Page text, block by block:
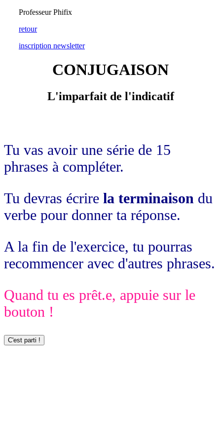
Professeur Phifix
retour
inscription newsletter
CONJUGAISON
L'imparfait de l'indicatif
Tu vas avoir une série de 15
phrases à compléter.
Tu devras écrire la terminaison du
verbe pour donner ta réponse.
A la fin de l'exercice, tu pourras
recommencer avec d'autres phrases.
Quand tu es prêt.e, appuie sur le
bouton !
C'est parti !